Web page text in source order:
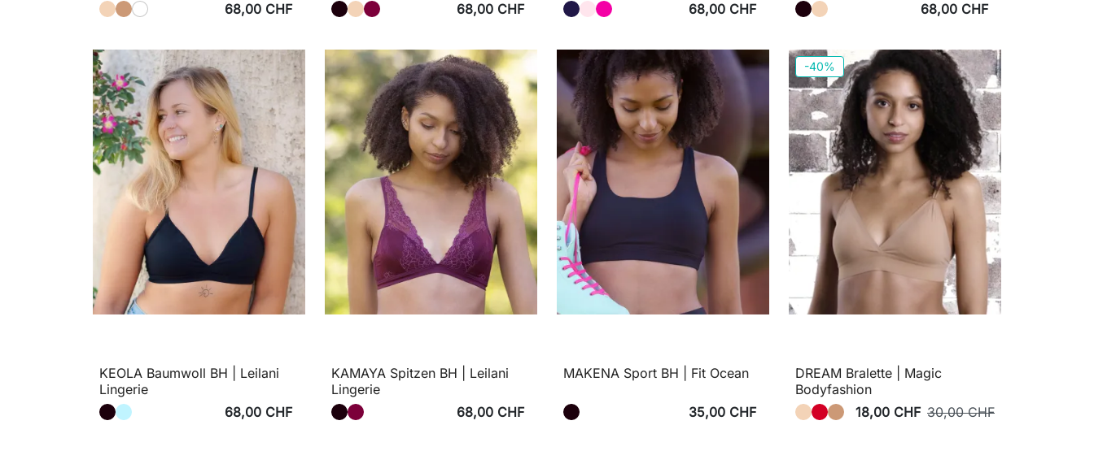
68,00 CHF
68,00 CHF
68,00 CHF
68,00 CHF
KEOLA Baumwoll BH | Leilani
Lingerie
68,00 CHF
KAMAYA Spitzen BH | Leilani
Lingerie
68,00 CHF
MAKENA Sport BH | Fit Ocean
35,00 CHF
-40%
DREAM Bralette | Magic
Bodyfashion
18,00 CHF 30,00 CHF